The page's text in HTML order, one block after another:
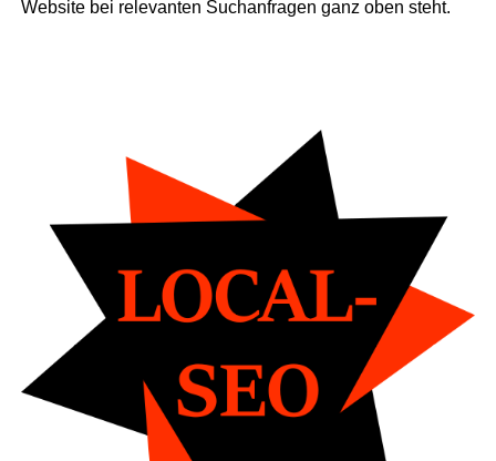
Web­site bei rele­van­ten Such­an­fra­gen ganz oben steht.